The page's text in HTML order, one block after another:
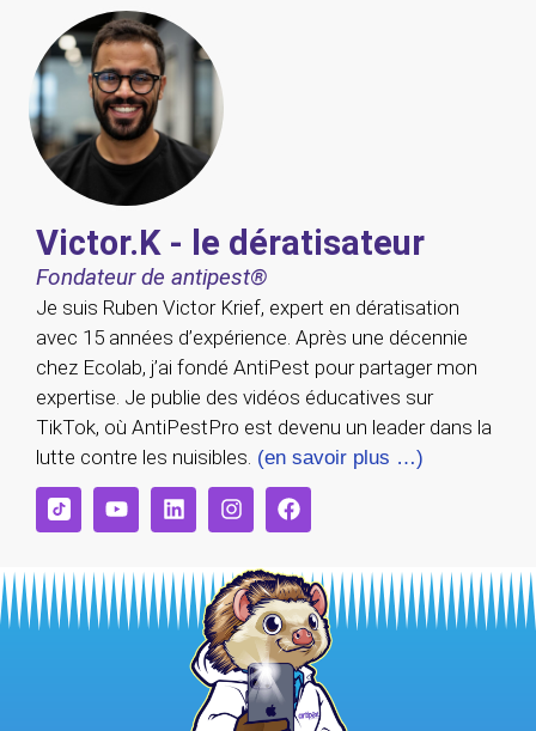
Victor.K - le dératisateur
Fondateur de antipest®
Je suis Ruben Victor Krief, expert en dératisation
avec 15 années d’expérience. Après une décennie
chez Ecolab, j’ai fondé AntiPest pour partager mon
expertise. Je publie des vidéos éducatives sur
TikTok, où AntiPestPro est devenu un leader dans la
lutte contre les nuisibles. (en savoir plus …)